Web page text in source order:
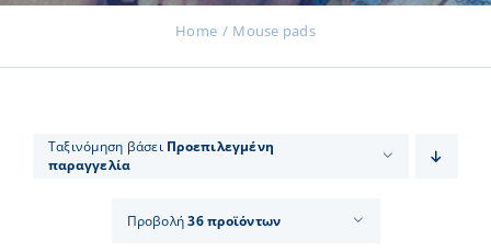
Νέα
Home Μouse pads
Ταξινόμηση βάσει Προεπιλεγμένη
παραγγελία
Προβολή36 προϊόντων